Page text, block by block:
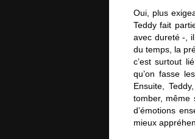
Oui, plus
Teddy fait
avec dureté -,
du temps, la
c’est surtout
qu’on fasse
Ensuite,
tomber, même
d’émotions
mieux